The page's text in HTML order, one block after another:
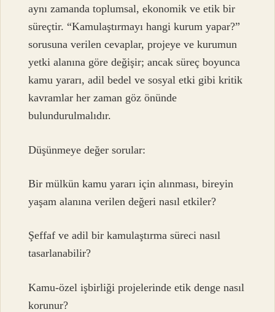
aynı zamanda toplumsal, ekonomik ve etik bir
süreçtir. “Kamulaştırmayı hangi kurum yapar?”
sorusuna verilen cevaplar, projeye ve kurumun
yetki alanına göre değişir; ancak süreç boyunca
kamu yararı, adil bedel ve sosyal etki gibi kritik
kavramlar her zaman göz önünde
bulundurulmalıdır.
Düşünmeye değer sorular:
Bir mülkün kamu yararı için alınması, bireyin
yaşam alanına verilen değeri nasıl etkiler?
Şeffaf ve adil bir kamulaştırma süreci nasıl
tasarlanabilir?
Kamu-özel işbirliği projelerinde etik denge nasıl
korunur?